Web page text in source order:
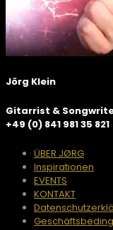
Jörg Klein
Gitarrist &
+49 (0) 841 981 35 821
ÜBER JØRG
Inspirationen
EVENTS
KONTAKT